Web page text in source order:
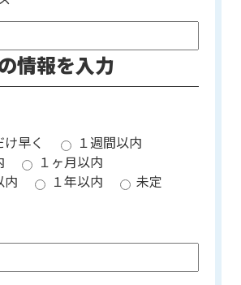
情報を入力
早く
１週間以内
１ヶ月以内
内
１年以内
未定